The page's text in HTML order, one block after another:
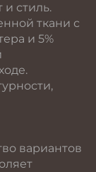
стиль.
ткани с
и 5%
вариантов